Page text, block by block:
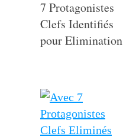
7 Protagonistes
Clefs Identifiés
pour Elimination